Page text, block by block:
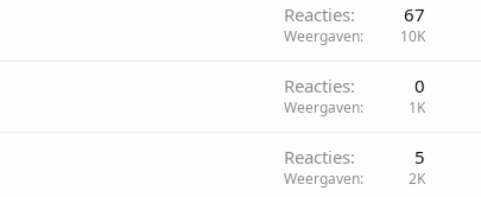
Reacties 67
Weergaven 10K
Reacties 0
Weergaven 1K
Reacties 5
Weergaven 2K